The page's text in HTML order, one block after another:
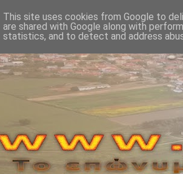
This site uses cookies from Google to
are shared with Google along with
statistics, and to detect and address